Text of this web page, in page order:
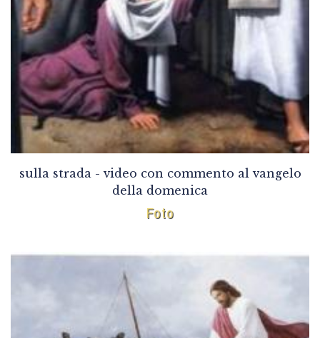
sulla strada - video con commento al vangelo
della domenica
Foto